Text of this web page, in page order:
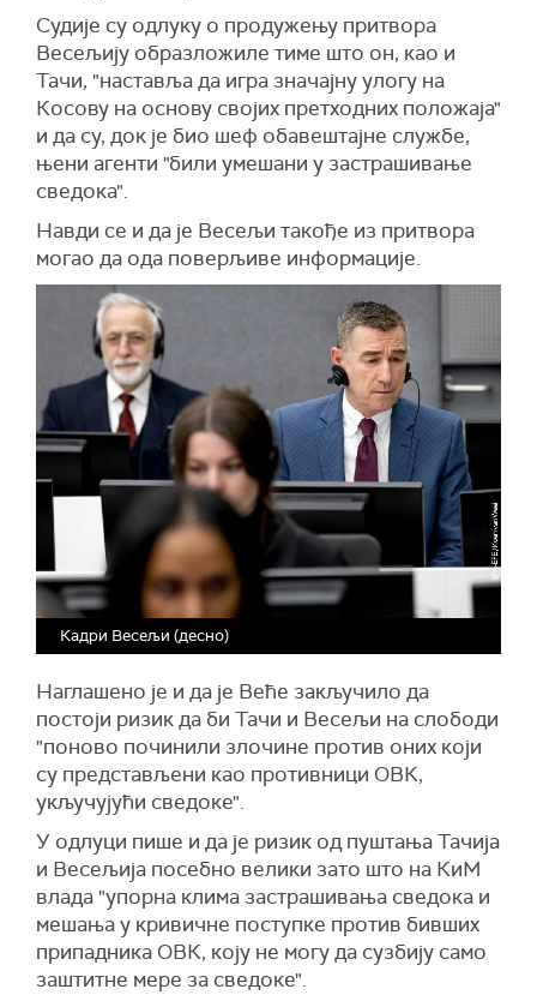
Судије су одлуку о продужењу притвора
Весељију образложиле тиме што он, као и
Тачи, "наставља да игра значајну улогу на
Косову на основу својих претходних положаја"
и да су, док је био шеф обавештајне службе,
њени агенти "били умешани у застрашивање
сведока".
Навди се и да је Весељи такође из притвора
могао да ода поверљиве информације.
Кадри Весељи (десно)
Наглашено је и да је Веће закључило да
постоји ризик да би Тачи и Весељи на слободи
"поново починили злочине против оних који
су представљени као противници ОВК,
укључујући сведоке".
У одлуци пише и да је ризик од пуштања Тачија
и Весељија посебно велики зато што на КиМ
влада "упорна клима застрашивања сведока и
мешања у кривичне поступке против бивших
припадника ОВК, коју не могу да сузбију само
заштитне мере за сведоке".